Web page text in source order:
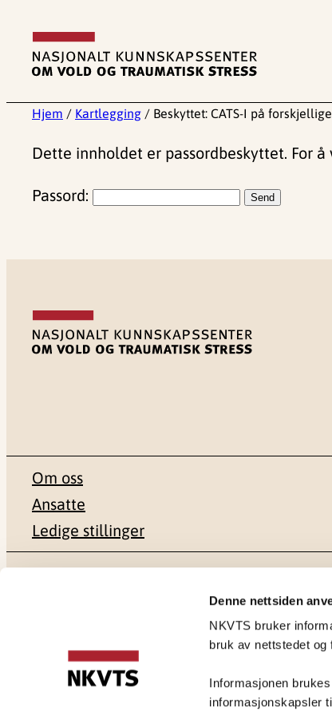
Denne nettsiden
NKVTS bruker
bruk av nettstedet og
Informasjonen
informasjonskapsler
innhold
Hjem / Kartlegging / Beskyttet: CATS-I på
Dette innholdet er passordbeskyttet. For
Passord:
Om oss
Ansatte
Ledige stillinger
0409 Oslo